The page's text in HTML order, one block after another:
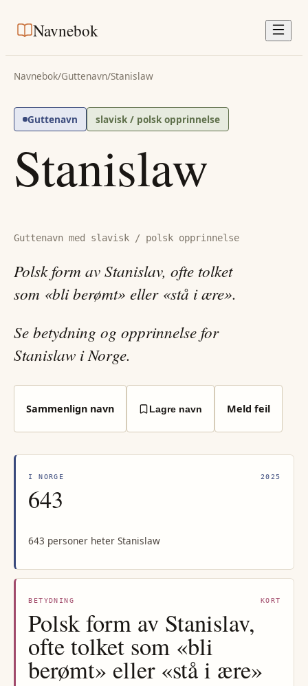
Navnebok
Navnebok/Guttenavn/Stanislaw
Guttenavn slavisk / polsk opprinnelse
Stanislaw
Guttenavn med slavisk / polsk opprinnelse
Polsk form av Stanislav, ofte tolket
som «bli berømt» eller «stå i ære».
Se betydning og opprinnelse for
Stanislaw i Norge.
Sammenlign navn Lagre navn Meld feil
I NORGE 2025
643
643 personer heter Stanislaw
BETYDNING KORT
Polsk form av Stanislav,
ofte tolket som «bli
berømt» eller «stå i ære»